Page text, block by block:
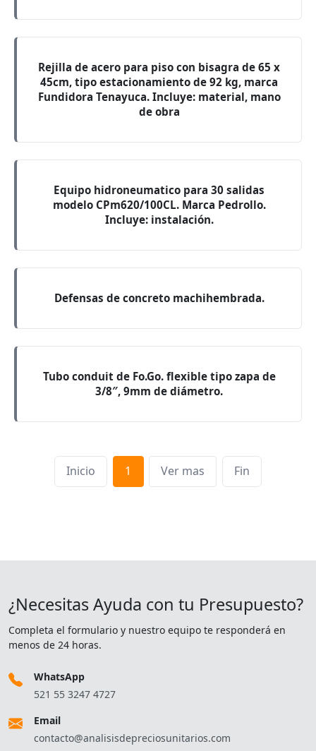
Rejilla de acero para piso con bisagra de 65 x
45cm, tipo estacionamiento de 92 kg, marca
Fundidora Tenayuca. Incluye: material, mano
de obra
Equipo hidroneumatico para 30 salidas
modelo CPm620/100CL. Marca Pedrollo.
Incluye: instalación.
Defensas de concreto machihembrada.
Tubo conduit de Fo.Go. flexible tipo zapa de
3/8″, 9mm de diámetro.
Inicio 1 Ver mas Fin
¿Necesitas Ayuda con tu Presupuesto?
Completa el formulario y nuestro equipo te responderá en
menos de 24 horas.
WhatsApp
521 55 3247 4727
Email
contacto@analisisdepreciosunitarios.com